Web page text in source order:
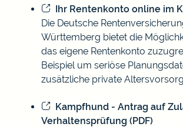
Ihr Rentenkonto online im
Die Deutsche
Württemberg bietet die
das eigene Rentenkonto
Beispiel um seriöse
zusätzliche private
Kampfhund - Antrag auf
Verhaltensprüfung (PDF)